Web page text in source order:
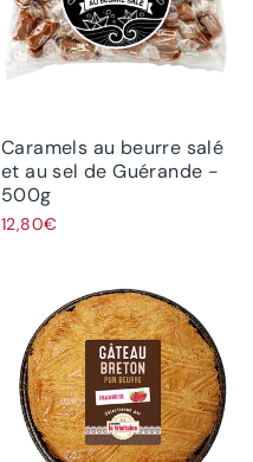
Caramels au beurre salé
et au sel de Guérande -
500g
12,80€